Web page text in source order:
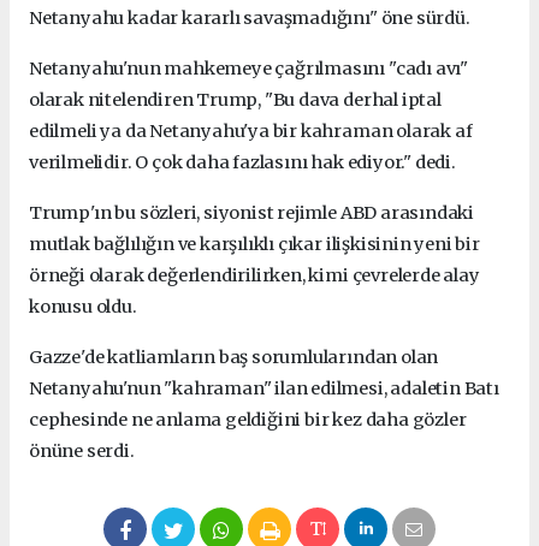
Netanyahu kadar kararlı savaşmadığını" öne sürdü.
Netanyahu'nun mahkemeye çağrılmasını "cadı avı"
olarak nitelendiren Trump, "Bu dava derhal iptal
edilmeli ya da Netanyahu'ya bir kahraman olarak af
verilmelidir. O çok daha fazlasını hak ediyor." dedi.
Trump'ın bu sözleri, siyonist rejimle ABD arasındaki
mutlak bağlılığın ve karşılıklı çıkar ilişkisinin yeni bir
örneği olarak değerlendirilirken, kimi çevrelerde alay
konusu oldu.
Gazze'de katliamların baş sorumlularından olan
Netanyahu'nun "kahraman" ilan edilmesi, adaletin Batı
cephesinde ne anlama geldiğini bir kez daha gözler
önüne serdi.